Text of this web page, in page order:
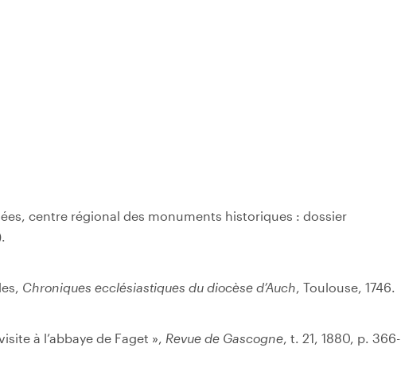
centre régional des monuments historiques : dossier
Chroniques ecclésiastiques du diocèse d’Auch, Toulouse, 1746.
à l’abbaye de Faget », Revue de Gascogne, t. 21, 1880, p. 366-